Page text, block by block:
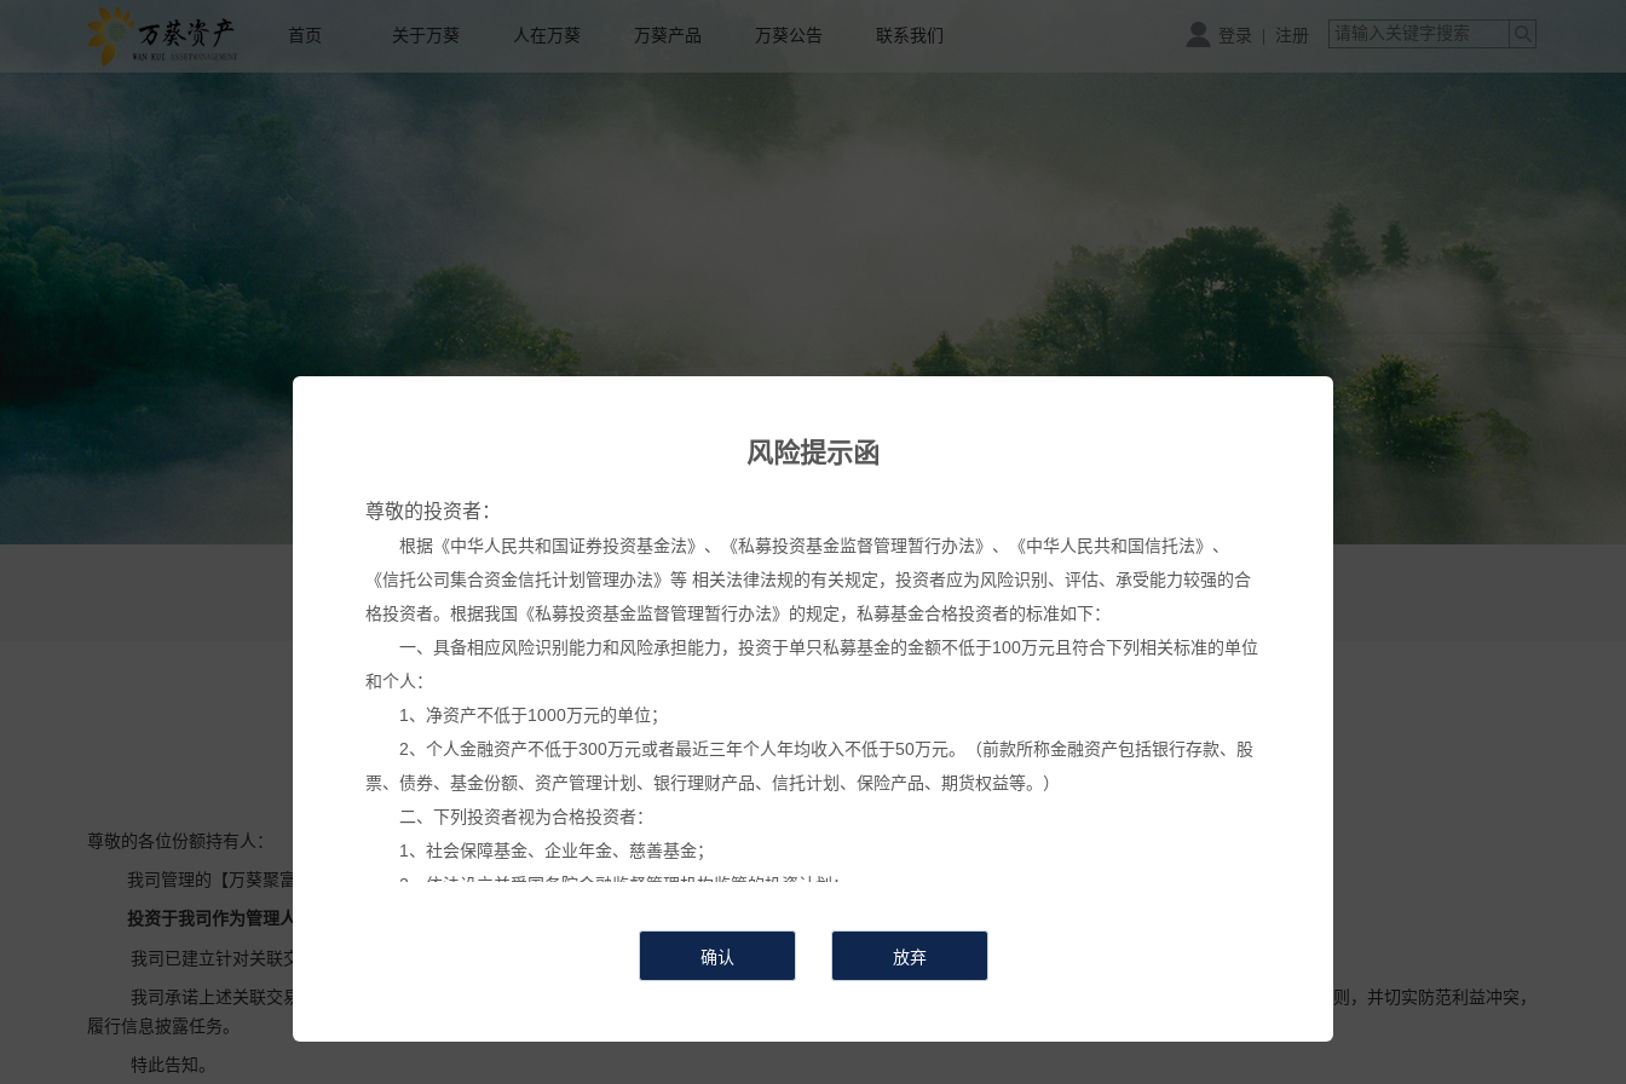
首页 关于万葵 人在万葵 万葵产品 万葵公告 联系我们 登录 注册
风险提示函
尊敬的投资者：
根据《中华人民共和国证券投资基金法》、《私募投资基金监督管理暂行办法》、《中华人民共和国信托法》、
《信托公司集合资金信托计划管理办法》等 相关法律法规的有关规定，投资者应为风险识别、评估、承受能力较强的合
格投资者。根据我国《私募投资基金监督管理暂行办法》的规定，私募基金合格投资者的标准如下：
一、具备相应风险识别能力和风险承担能力，投资于单只私募基金的金额不低于100万元且符合下列相关标准的单位
和个人：
1、净资产不低于1000万元的单位；
2、个人金融资产不低于300万元或者最近三年个人年均收入不低于50万元。（前款所称金融资产包括银行存款、股
票、债券、基金份额、资产管理计划、银行理财产品、信托计划、保险产品、期货权益等。）
二、下列投资者视为合格投资者：
1、社会保障基金、企业年金、慈善基金；
2、依法设立并受国务院金融监督管理机构监管的投资计划；
本网站所载的各种信息和数据等仅供参考, 并不构成广告或销售要约, 或买入任何证券、基金或其它投资工具的建
万葵公告 万葵新闻 万葵分享 万葵活动
时间：2024-10-10 来源 : 作者 : 浏览次数：794
尊敬的各位份额持有人：
我司管理的【万葵聚富湾2号家族私募证券投资基金】拟按照本基金合同约定进行关联交易，具体事项为
投资于我司作为管理人的【
我司已建立针对关联交易的特殊决策机制，已建立不得利用关联交易进行利益输送、内幕交易和操作市场等违法违规活动的关联交易回避机制。
我司承诺上述关联交易事项不存在利益输送、内幕交易或操作市场等违法违规活动，在运用本基金财产进行上述关联交易时，遵循本基金份额持有人利益优先的原则，并切实防范利益冲突，
履行信息披露任务。
特此告知。